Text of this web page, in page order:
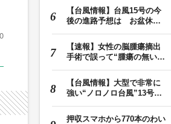
【台風情報】台風15号の今
後の進路予想は お盆休み
【速報】女性の脳腫瘍摘出
手術で誤って“腫瘍の無い部
【台風情報】大型で非常に
強い“ノロノロ台風”13号の
押収スマホから770本のわい